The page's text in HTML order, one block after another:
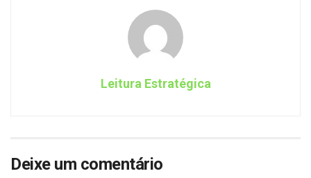
Leitura Estratégica
Deixe um comentário